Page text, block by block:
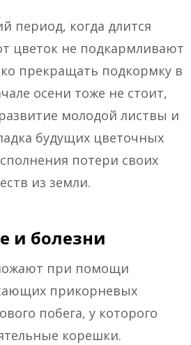
период, когда длится
цветок не подкармливают
прекращать подкормку в
осени тоже не стоит,
молодой листвы и
будущих цветочных
потери своих
из земли.
и болезни
при помощи
прикорневых
побега, у которого
корешки.